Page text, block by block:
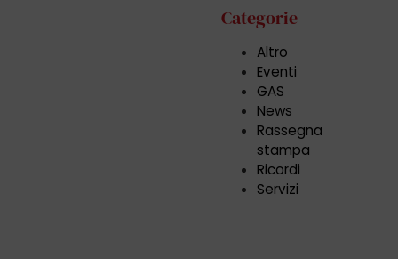
Categorie
Altro
Eventi
GAS
News
Rassegna
stampa
Ricordi
Servizi